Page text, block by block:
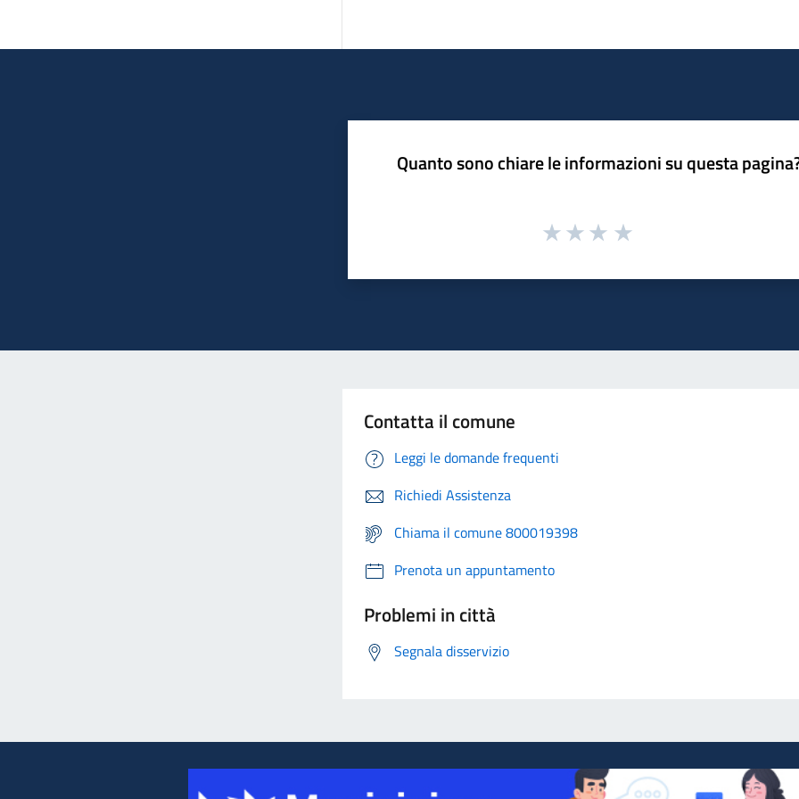
Quanto sono chiare le informazioni su questa
Contatta il comune
Leggi le domande frequenti
Richiedi Assistenza
Chiama il comune 800019398
Prenota un appuntamento
Problemi in città
Segnala disservizio